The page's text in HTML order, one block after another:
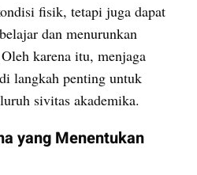
fisik, tetapi juga dapat
dan menurunkan
karena itu, menjaga
langkah penting untuk
sivitas akademika.
yang Menentukan